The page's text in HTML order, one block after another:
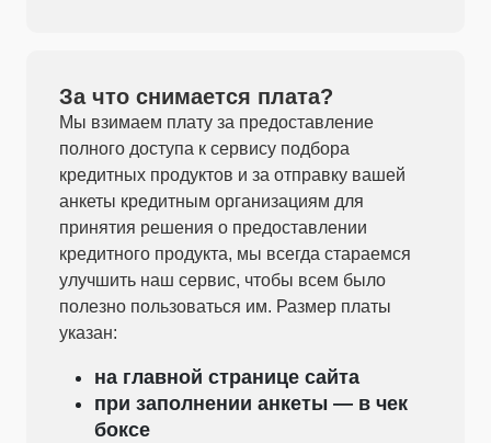
За что снимается плата?
Мы взимаем плату за предоставление
полного доступа к сервису подбора
кредитных продуктов и за отправку вашей
анкеты кредитным организациям для
принятия решения о предоставлении
кредитного продукта, мы всегда стараемся
улучшить наш сервис, чтобы всем было
полезно пользоваться им. Размер платы
указан:
на главной странице сайта
при заполнении анкеты — в чек
боксе